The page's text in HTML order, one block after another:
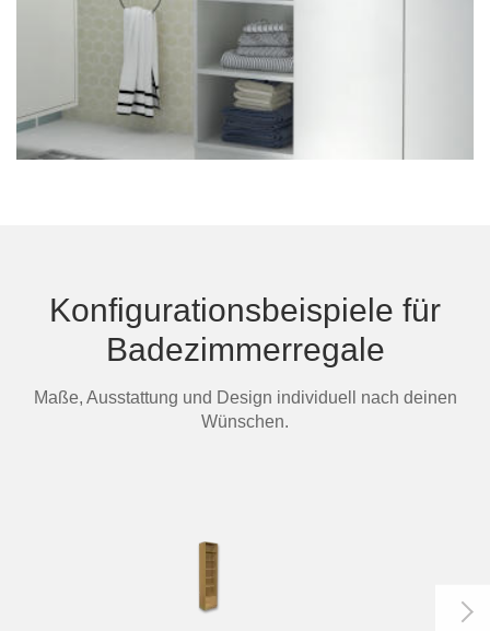
Konfigurationsbeispiele für
Badezimmerregale
Maße, Ausstattung und Design individuell nach deinen
Wünschen.